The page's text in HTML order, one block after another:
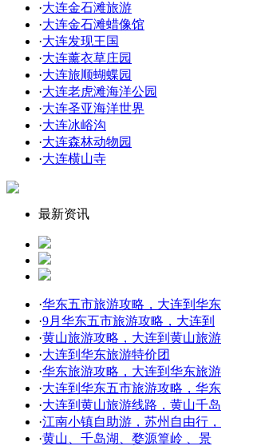
·大连金石滩旅游
·大连金石滩蜡像馆
·大连发现王国
·大连薰衣草庄园
·大连旅顺蝴蝶园
·大连老虎滩海洋公园
·大连圣亚海洋世界
·大连冰峪沟
·大连森林动物园
·大连横山寺
最新资讯
·华东五市旅游攻略，大连到华东
·9月华东五市旅游攻略，大连到
·黄山旅游攻略，大连到黄山旅游
·大连到华东旅游特价团
·华东旅游攻略，大连到华东旅游
·大连到华东五市旅游攻略，华东
·大连到黄山旅游线路，黄山千岛
·江南小镇自助游，苏州自由行，
·黄山、千岛湖、婺源篁岭 、景